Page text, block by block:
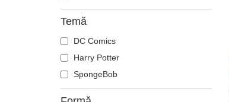
Temă
DC Comics
Harry Potter
SpongeBob